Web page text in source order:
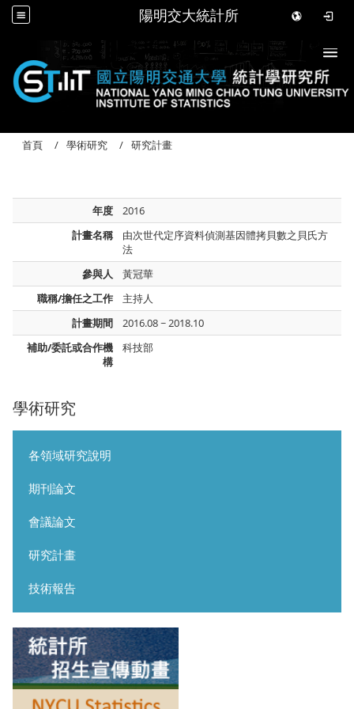
陽明交大統計所
學術研究
各領域研究說明
期刊論文
會議論文
研究計畫
技術報告
首頁 學術研究 研究計畫
年度
2016
計畫名稱
由次世代定序資料偵測基因體拷貝數之貝氏方
法
參與人
黃冠華
職稱/擔任之工作
主持人
計畫期間
2016.08 ~ 2018.10
補助/委託或合作機
構
科技部